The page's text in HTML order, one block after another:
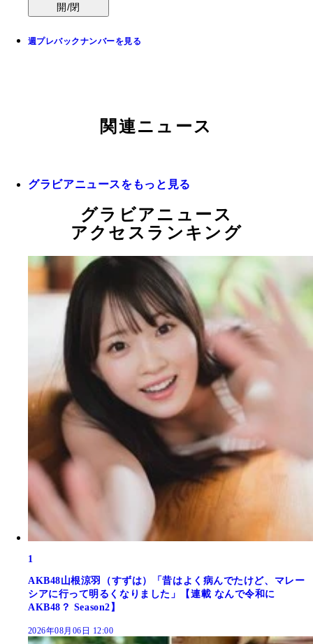
開/閉
週プレバックナンバーを見る
関連ニュース
グラビアニュースをもっと見る
グラビアニュース
アクセスランキング
1
AKB48山根涼羽（すずは）「昔はよく病んでたけど、マレー
シアに行って明るくなりました」【連載 なんで令和に
AKB48？ Season2】
2026年08月06日 12:00